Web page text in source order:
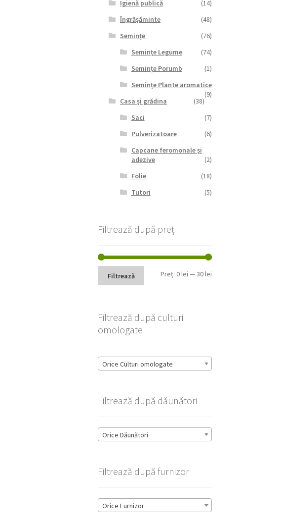
Igienă publică
(14)
Îngrășăminte
(48)
Semințe
(76)
Semințe Legume
(74)
Semințe Porumb
(1)
Semințe Plante aromatice
(9)
Casa și grădina
(38)
Saci
(7)
Pulverizatoare
(6)
Capcane feromonale și
adezive
(2)
Folie
(18)
Tutori
(5)
Filtrează după preț
Preț
Preț
Filtrează Preț: 0 lei —30 lei
Filtrează după culturi
omologate
Orice Culturi omologate
Filtrează după dăunători
Orice Dăunători
Filtrează după furnizor
Orice Furnizor